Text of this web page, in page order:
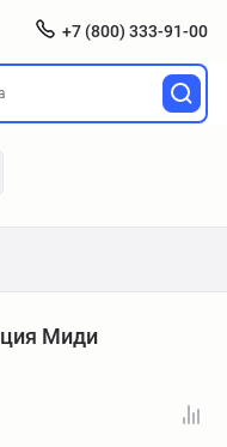
+7 (800) 333-91-00
Миди